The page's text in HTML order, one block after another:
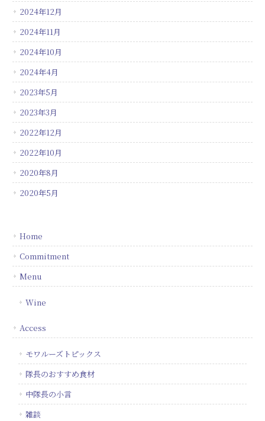
2024年12月
2024年11月
2024年10月
2024年4月
2023年5月
2023年3月
2022年12月
2022年10月
2020年8月
2020年5月
Home
Commitment
Menu
Wine
Access
モワルーズトピックス
隊長のおすすめ食材
中隊長の小言
雑談